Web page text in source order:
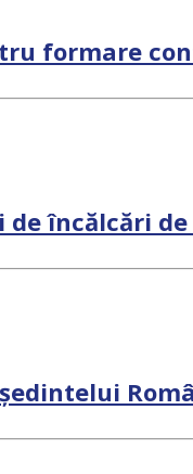
formare
încălcări